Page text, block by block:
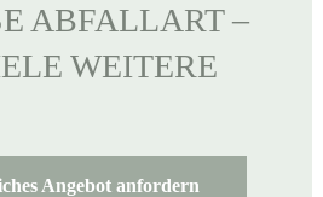
ABFALLART –
WEITERE
Angebot anfordern